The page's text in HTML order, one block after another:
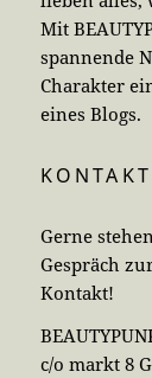
Mit
spannende
Charakter
eines Blogs.
KONTAKT
Gerne
Gespräch
Kontakt!
c/o markt 8